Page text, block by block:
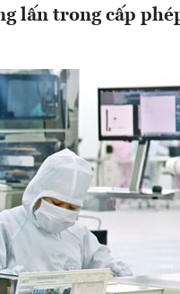
lấn trong cấp